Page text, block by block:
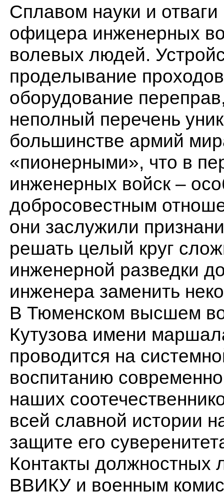
Сплавом науки и
офицера инженерных
волевых людей.
проделывание
оборудование
неполный перечень
большинстве армий
«пионерными», что в
инженерных войск –
добросовестным
они заслужили
решать целый круг
инженерной разведки
инженера заменить
В Тюменском высшем
Кутузова имени
проводится на
воспитанию
наших
всей славной истории
защите его
Контакты должностных
ВВИКУ и военным